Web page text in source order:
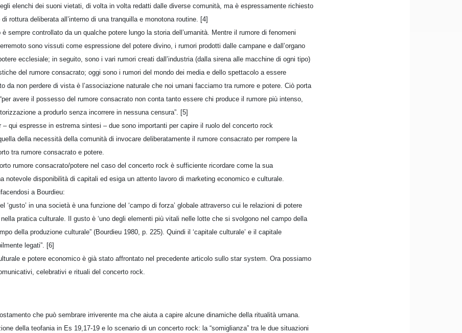
elenchi dei suoni vietati, di volta in volta redatti dalle diverse comunità, ma è espressamente richiesto
rottura deliberata all’interno di una tranquilla e monotona routine. [4]
sempre controllato da un qualche potere lungo la storia dell’umanità. Mentre il rumore di fenomeni
sono vissuti come espressione del potere divino, i rumori prodotti dalle campane e dall’organo
ecclesiale; in seguito, sono i vari rumori creati dall’industria (dalla sirena alle macchine di ogni tipo)
del rumore consacrato; oggi sono i rumori del mondo dei media e dello spettacolo a essere
da non perdere di vista è l’associazione naturale che noi umani facciamo tra rumore e potere. Ciò porta
avere il possesso del rumore consacrato non conta tanto essere chi produce il rumore più intenso,
a produrlo senza incorrere in nessuna censura”. [5]
qui espresse in estrema sintesi – due sono importanti per capire il ruolo del concerto rock
della necessità della comunità di invocare deliberatamente il rumore consacrato per rompere la
tra rumore consacrato e potere.
rumore consacrato/potere nel caso del concerto rock è sufficiente ricordare come la sua
notevole disponibilità di capitali ed esiga un attento lavoro di marketing economico e culturale.
a Bourdieu:
‘gusto’ in una società è una funzione del ‘campo di forza’ globale attraverso cui le relazioni di potere
pratica culturale. Il gusto è ‘uno degli elementi più vitali nelle lotte che si svolgono nel campo della
della produzione culturale” (Bourdieu 1980, p. 225). Quindi il ‘capitale culturale’ e il capitale
legati”. [6]
e potere economico è già stato affrontato nel precedente articolo sullo star system. Ora possiamo
celebrativi e rituali del concerto rock.
che può sembrare irriverente ma che aiuta a capire alcune dinamiche della ritualità umana.
della teofania in Es 19,17-19 e lo scenario di un concerto rock: la “somiglianza” tra le due situazioni